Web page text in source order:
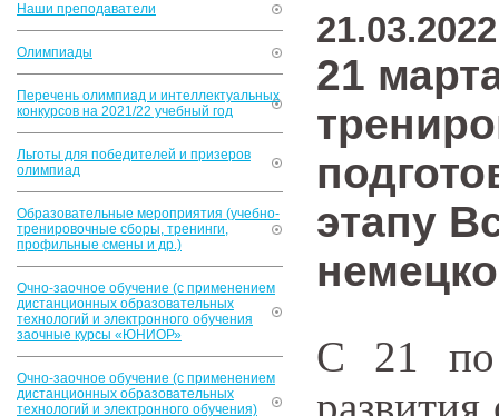
Наши преподаватели
Олимпиады
Перечень олимпиад и интеллектуальных
конкурсов на 2021/22 учебный год
Льготы для победителей и призеров
олимпиад
Образовательные мероприятия (учебно-
тренировочные сборы, тренинги,
профильные смены и др.)
Очно-заочное обучение (с применением
дистанционных образовательных
технологий и электронного обучения
заочные курсы «ЮНИОР»
Очно-заочное обучение (с применением
дистанционных образовательных
технологий и электронного обучения)
21.03.2022
21
этапу
С 21 по